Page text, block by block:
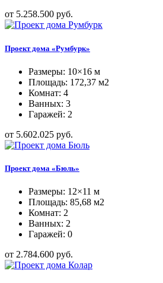
от 5.258.500 руб.
Проект дома «Румбурк»
Размеры: 10×16 м
Площадь: 172,37 м2
Комнат: 4
Ванных: 3
Гаражей: 2
от 5.602.025 руб.
Проект дома «Бюль»
Размеры: 12×11 м
Площадь: 85,68 м2
Комнат: 2
Ванных: 2
Гаражей: 0
от 2.784.600 руб.